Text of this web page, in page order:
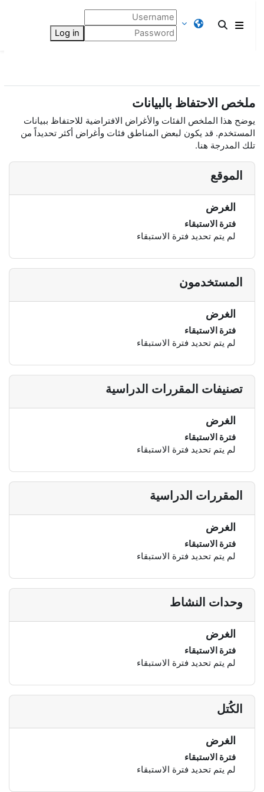
تبديل إدخال البحث
Log in
ملخص الاحتفاظ بالبيانات
يوضح هذا الملخص الفئات والأغراض الافتراضية للاحتفاظ ببيانات
المستخدم. قد يكون لبعض المناطق فئات وأغراض أكثر تحديداً من
تلك المدرجة هنا.
الموقع
الغرض
فترة الاستبقاء
لم يتم تحديد فترة الاستبقاء
المستخدمون
الغرض
فترة الاستبقاء
لم يتم تحديد فترة الاستبقاء
تصنيفات المقررات الدراسية
الغرض
فترة الاستبقاء
لم يتم تحديد فترة الاستبقاء
المقررات الدراسية
الغرض
فترة الاستبقاء
لم يتم تحديد فترة الاستبقاء
وحدات النشاط
الغرض
فترة الاستبقاء
لم يتم تحديد فترة الاستبقاء
الكُتل
الغرض
فترة الاستبقاء
لم يتم تحديد فترة الاستبقاء